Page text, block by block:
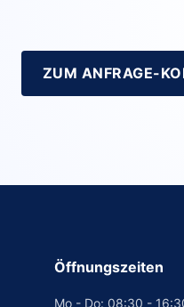
ZUM ANFRAGE-
Öffnungszeiten
Mo - Do: 08:30 -